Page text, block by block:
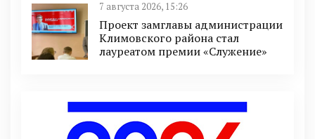
7 августа 2026, 15:26
Проект замглавы администрации
Климовского района стал
лауреатом премии «Служение»